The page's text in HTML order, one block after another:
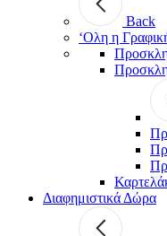
Back
‘Ολη η
Διαφημιστικά Δώρα